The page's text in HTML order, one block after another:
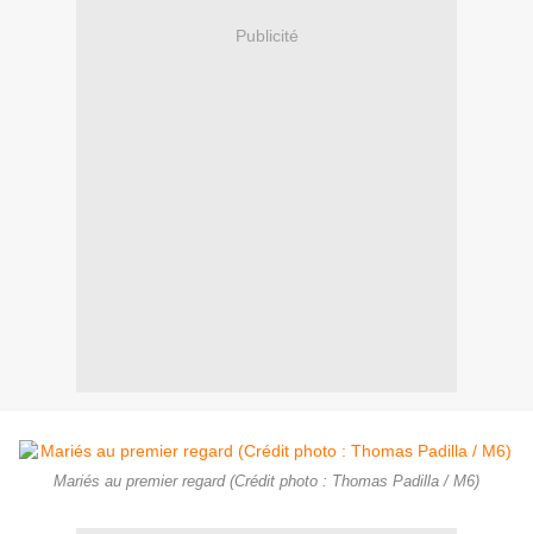
Publicité
Mariés au premier regard (Crédit photo : Thomas Padilla / M6)